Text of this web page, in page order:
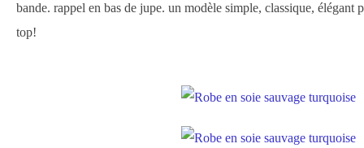
bande. rappel en bas de jupe. un modèle simple, classique, élégant
top!